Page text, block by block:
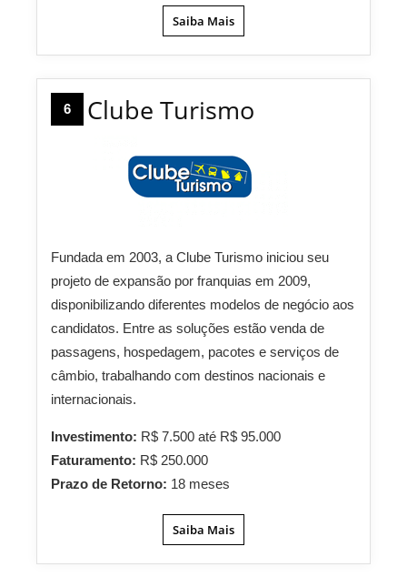
Saiba Mais
6 Clube Turismo
Fundada em 2003, a Clube Turismo iniciou seu
projeto de expansão por franquias em 2009,
disponibilizando diferentes modelos de negócio aos
candidatos. Entre as soluções estão venda de
passagens, hospedagem, pacotes e serviços de
câmbio, trabalhando com destinos nacionais e
internacionais.
Investimento: R$ 7.500 até R$ 95.000
Faturamento: R$ 250.000
Prazo de Retorno: 18 meses
Saiba Mais